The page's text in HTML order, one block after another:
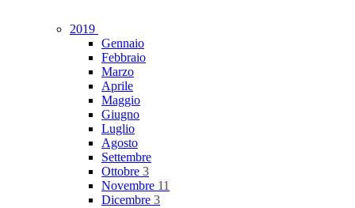
2019
Gennaio
Febbraio
Marzo
Aprile
Maggio
Giugno
Luglio
Agosto
Settembre
Ottobre 3
Novembre 11
Dicembre 3